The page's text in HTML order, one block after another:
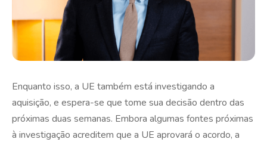
Enquanto isso, a UE também está investigando a
aquisição, e espera-se que tome sua decisão dentro das
próximas duas semanas. Embora algumas fontes próximas
à investigação acreditem que a UE aprovará o acordo, a